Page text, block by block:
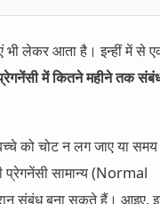
भी लेकर आता है। इन्हीं में से
में कितने महीने तक
को चोट न लग जाए या
सामान्य (Normal
संबंध बना सकते हैं। आइए,